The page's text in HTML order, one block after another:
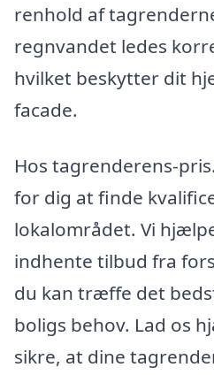
renhold af
regnvandet ledes
hvilket beskytter dit
facade.
Hos tagrenderens-
for dig at finde
lokalområdet. Vi
indhente tilbud fra
du kan træffe det
boligs behov. Lad os
sikre, at dine